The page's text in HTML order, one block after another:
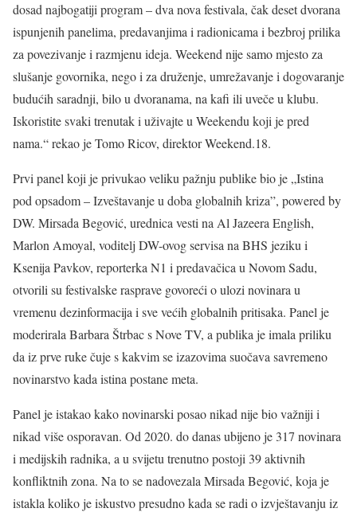
dosad najbogatiji program – dva nova festivala, čak deset dvorana
ispunjenih panelima, predavanjima i radionicama i bezbroj prilika
za povezivanje i razmjenu ideja. Weekend nije samo mjesto za
slušanje govornika, nego i za druženje, umrežavanje i dogovaranje
budućih saradnji, bilo u dvoranama, na kafi ili uveče u klubu.
Iskoristite svaki trenutak i uživajte u Weekendu koji je pred
nama.“ rekao je Tomo Ricov, direktor Weekend.18.
Prvi panel koji je privukao veliku pažnju publike bio je „Istina
pod opsadom – Izveštavanje u doba globalnih kriza”, powered by
DW. Mirsada Begović, urednica vesti na Al Jazeera English,
Marlon Amoyal, voditelj DW-ovog servisa na BHS jeziku i
Ksenija Pavkov, reporterka N1 i predavačica u Novom Sadu,
otvorili su festivalske rasprave govoreći o ulozi novinara u
vremenu dezinformacija i sve većih globalnih pritisaka. Panel je
moderirala Barbara Štrbac s Nove TV, a publika je imala priliku
da iz prve ruke čuje s kakvim se izazovima suočava savremeno
novinarstvo kada istina postane meta.
Panel je istakao kako novinarski posao nikad nije bio važniji i
nikad više osporavan. Od 2020. do danas ubijeno je 317 novinara
i medijskih radnika, a u svijetu trenutno postoji 39 aktivnih
konfliktnih zona. Na to se nadovezala Mirsada Begović, koja je
istakla koliko je iskustvo presudno kada se radi o izvještavanju iz